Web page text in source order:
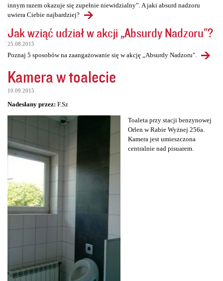
innym razem okazuje się zupełnie niewidzialny”. A jaki absurd nadzoru
uwiera Ciebie najbardziej?
Jak wziąć udział w akcji „Absurdy Nadzoru"?
25.08.2015
Poznaj 5 sposobów na zaangażowanie się w akcję „Absurdy Nadzoru".
Kamera w toalecie
10.09.2015
Nadesłany przez: F.Sz
Toaleta przy stacji benzynowej
Orlen w Rabie Wyżnej 256a.
Kamera jest umieszczona
centralnie nad pisuarem.